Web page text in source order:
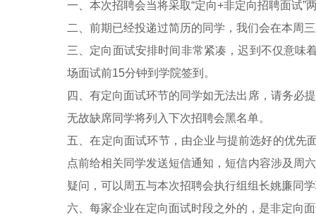
一、本次招聘会当将采取“定向+非定向招聘面试”
二、前期已经投递过简历的同学，我们会在本周
三、 定向面试安排时间非常紧凑，迟到不仅意味
场面试前15分钟到学院签到。
四、有定向面试环节的同学如无法出席，请务必
无故缺席同学将列入下次招聘会黑名单。
五、在定向面试环节，由企业与提前选好的优先
点前给相关同学发送短信通知，短信内容涉及周
疑问，可以周五与本次招聘会执行组组长姚廉同
六、每家企业在定向面试时段之外的，是非定向